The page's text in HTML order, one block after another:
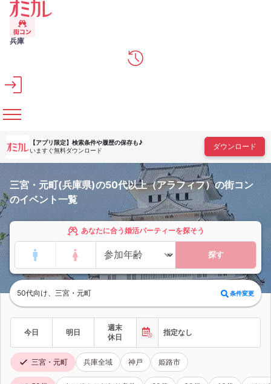
メインコンテンツへスキップ
兵庫
【アプリ限定】 検索条件や履歴の保存も♪
いますぐ無料ダウンロード
ダウンロード
三宮・元町(兵庫県)の50代以上（アラフィフ）の街コン
のイベント一覧
あなたに合う婚活パーティーを探そう
探す
50代向け、三宮・元町 条件変更
今日 明日
週末
休日
指定なし
三宮・元町 兵庫全域 神戸 姫路市